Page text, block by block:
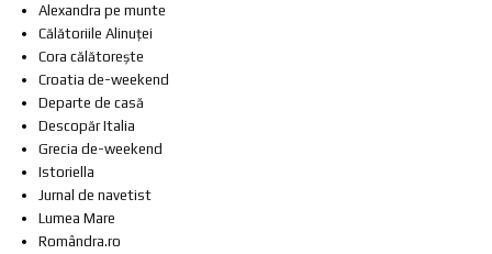
Alexandra pe munte
Călătoriile Alinuței
Cora călătorește
Croatia de-weekend
Departe de casă
Descopăr Italia
Grecia de-weekend
Istoriella
Jurnal de navetist
Lumea Mare
Romândra.ro